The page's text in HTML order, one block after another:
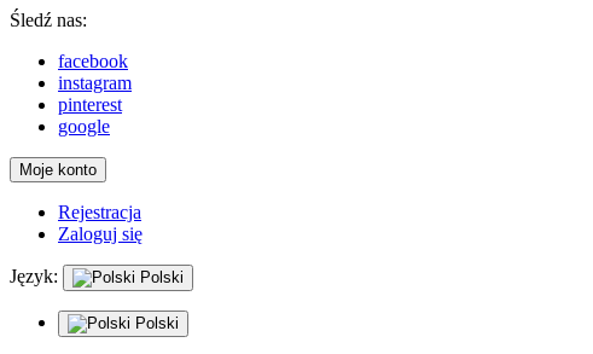
Śledź nas:
facebook
instagram
pinterest
google
Moje konto
Rejestracja
Zaloguj się
Język: Polski
Polski